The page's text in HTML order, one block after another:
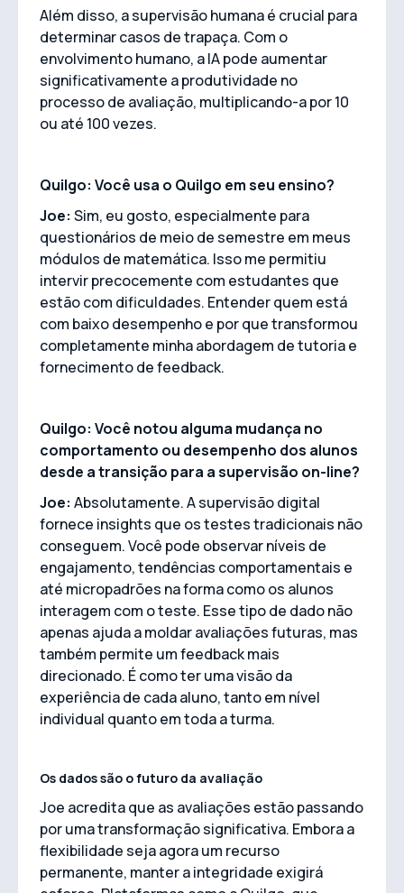
Além disso, a supervisão humana é crucial para
determinar casos de trapaça. Com o
envolvimento humano, a IA pode aumentar
significativamente a produtividade no
processo de avaliação, multiplicando-a por 10
ou até 100 vezes.
Quilgo: Você usa o Quilgo em seu ensino?
Joe: Sim, eu gosto, especialmente para
questionários de meio de semestre em meus
módulos de matemática. Isso me permitiu
intervir precocemente com estudantes que
estão com dificuldades. Entender quem está
com baixo desempenho e por que transformou
completamente minha abordagem de tutoria e
fornecimento de feedback.
Quilgo: Você notou alguma mudança no
comportamento ou desempenho dos alunos
desde a transição para a supervisão on-line?
Joe: Absolutamente. A supervisão digital
fornece insights que os testes tradicionais não
conseguem. Você pode observar níveis de
engajamento, tendências comportamentais e
até micropadrões na forma como os alunos
interagem com o teste. Esse tipo de dado não
apenas ajuda a moldar avaliações futuras, mas
também permite um feedback mais
direcionado. É como ter uma visão da
experiência de cada aluno, tanto em nível
individual quanto em toda a turma.
Os dados são o futuro da avaliação
Joe acredita que as avaliações estão passando
por uma transformação significativa. Embora a
flexibilidade seja agora um recurso
permanente, manter a integridade exigirá